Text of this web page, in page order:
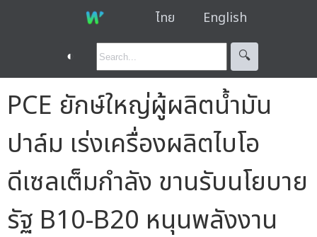
ไทย English
◐ 🔍︎
PCE ยักษ์ใหญ่ผู้ผลิตน้ำมัน
ปาล์ม เร่งเครื่องผลิตไบโอ
ดีเซลเต็มกำลัง ขานรับนโยบาย
รัฐ B10-B20 หนุนพลังงาน